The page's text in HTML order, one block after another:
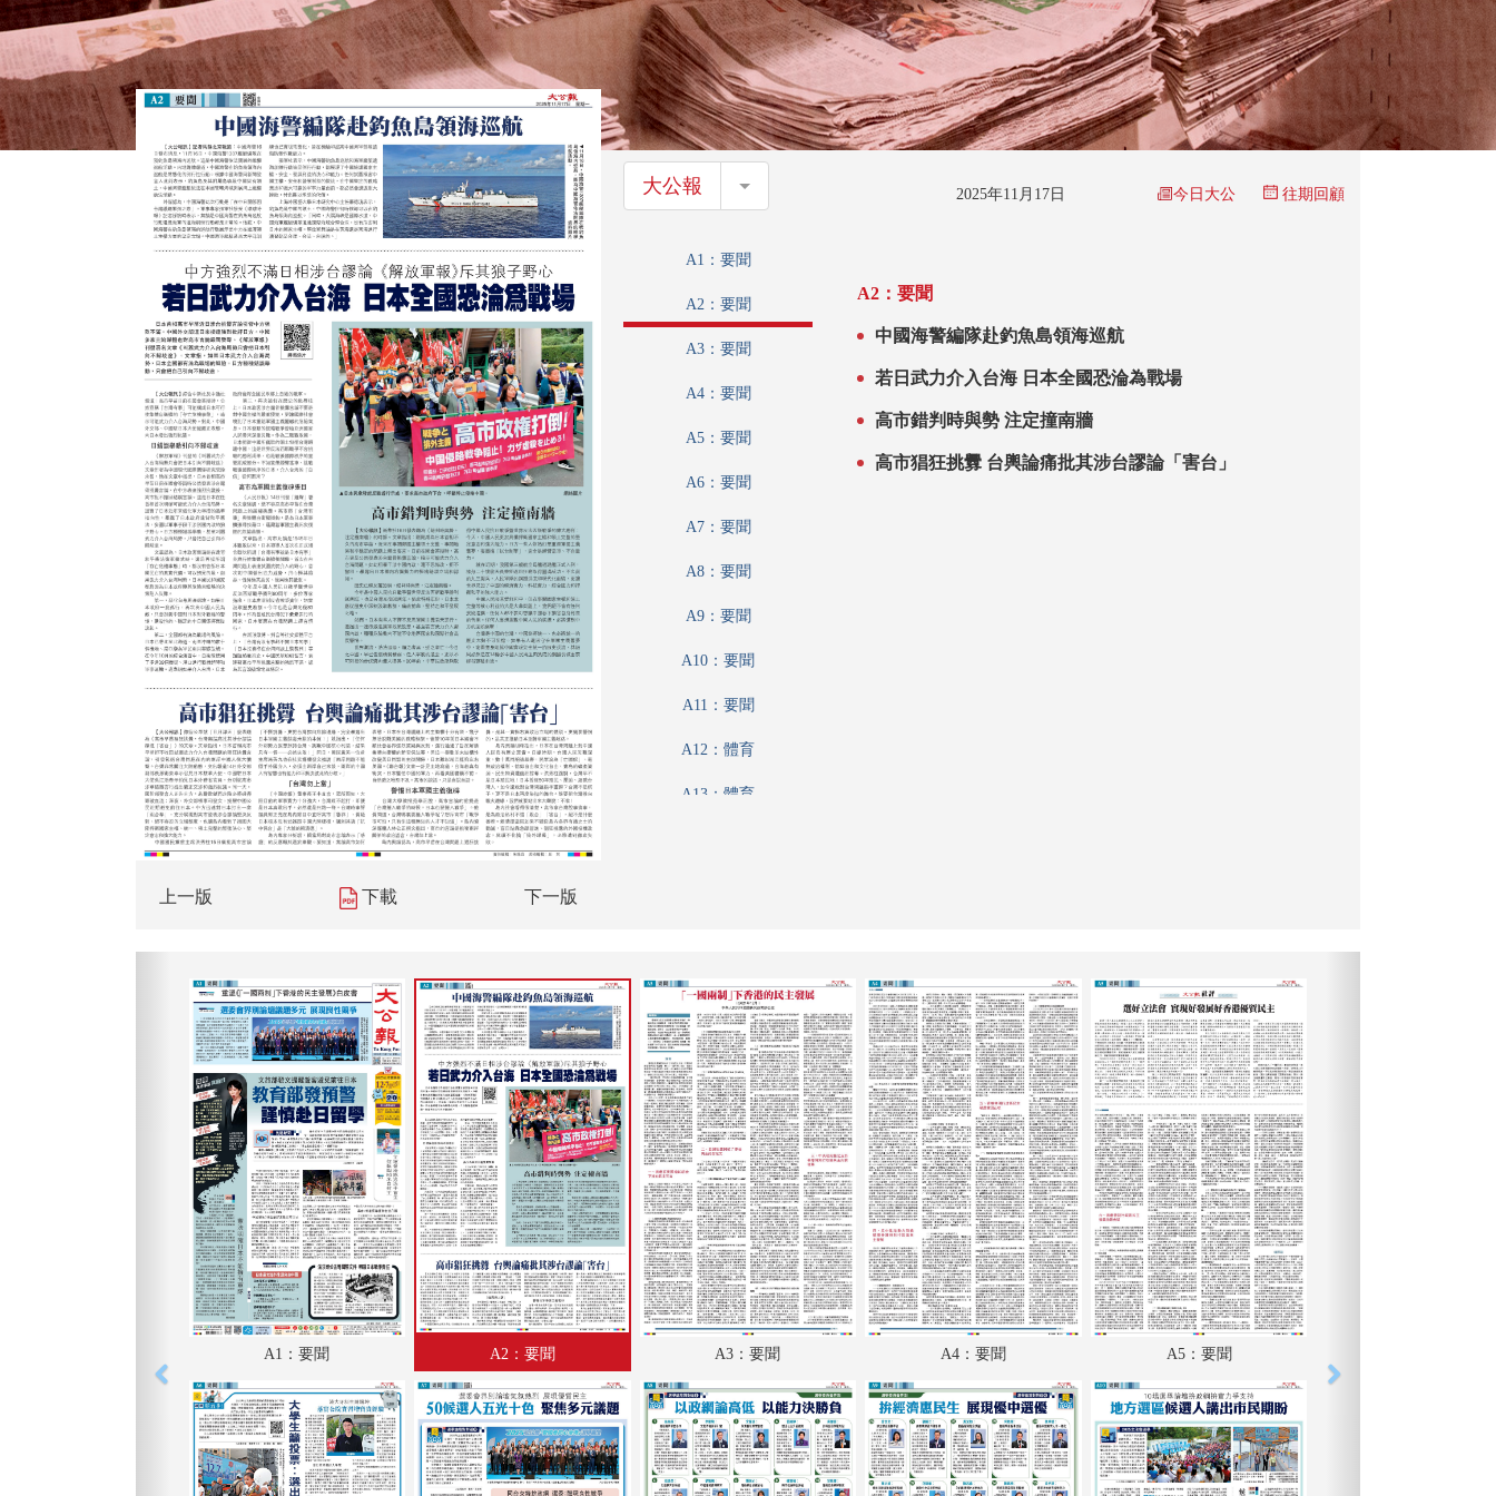
上一版 下載 下一版
大公報 大公報 2025年11月17日 今日大公 往期回顧
A1：要聞
A2：要聞
A3：要聞
A4：要聞
A5：要聞
A6：要聞
A7：要聞
A8：要聞
A9：要聞
A10：要聞
A11：要聞
A12：體育
A13：體育
A18：港聞
A19：內地
A20：國際
A21：國際
A22：經濟
A23：經濟
A24：經濟
B1：教育
B3：副刊
B4：大公園
A2：要聞
中國海警編隊赴釣魚島領海巡航
若日武力介入台海 日本全國恐淪為戰場
高市錯判時與勢 注定撞南牆
高市猖狂挑釁 台輿論痛批其涉台謬論「害台」
A1：要聞 A2：要聞 A3：要聞 A4：要聞 A5：要聞